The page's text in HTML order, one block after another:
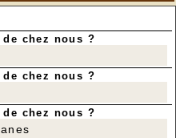
chez nous ?
chez nous ?
chez nous ?